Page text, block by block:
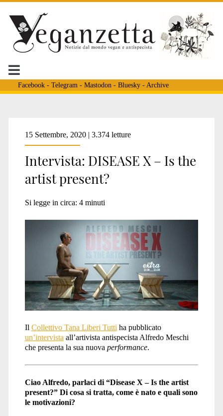
Facebook- Telegram - Mastodon - Bluesky- Archive
Tag:
<span>MOMA</span>
15 Settembre, 2020 | 3.374 letture
Intervista: DISEASE X – Is the
artist present?
Si legge in circa: 4 minuti
Il Collettivo Tana Liberi Tutti ha pubblicato
un’intervista all’artivista antispecista Alfredo Meschi
che presenta la sua nuova performance.
Ciao Alfredo, parlaci di “Disease X – Is the artist
present?” Di cosa si tratta, come è nato e quali sono
le motivazioni?